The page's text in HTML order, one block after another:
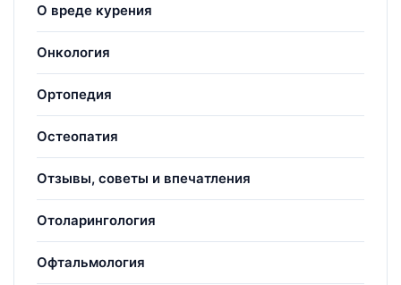
О вреде курения
Онкология
Ортопедия
Остеопатия
Отзывы, советы и впечатления
Отоларингология
Офтальмология